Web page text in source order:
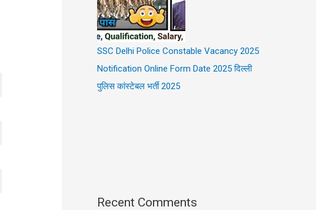
SSC Delhi Police Constable Vacancy 2025
Notification Online Form Date 2025 दिल्ली
पुलिस कांस्टेबल भर्ती 2025
Recent Comments